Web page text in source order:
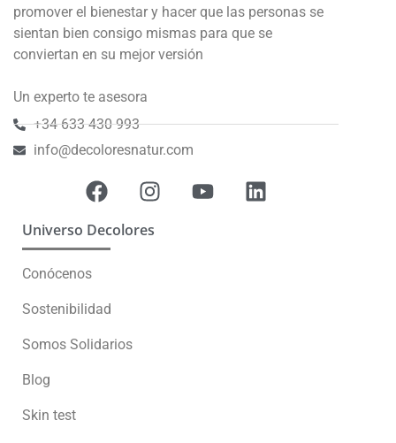
promover el bienestar y hacer que las personas se
sientan bien consigo mismas para que se
conviertan en su mejor versión
Un experto te asesora
+34 633 430 993
info@decoloresnatur.com
Universo Decolores
Conócenos
Sostenibilidad
Somos Solidarios
Blog
Skin test